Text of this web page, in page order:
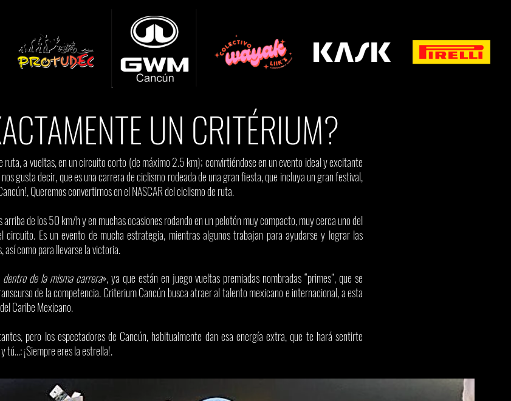
UN CRITÉRIUM?
a vueltas, en un circuito corto (de máximo 2.5 km); convirtiéndose en un evento ideal y excitante
gusta decir, que es una carrera de ciclismo rodeada de una gran fiesta, que incluya un gran festival,
Queremos convertirnos en el NASCAR del ciclismo de ruta.
de los 50 km/h y en muchas ocasiones rodando en un pelotón muy compacto, muy cerca uno del
circuito. Es un evento de mucha estrategia, mientras algunos trabajan para ayudarse y lograr las
así como para llevarse la victoria.
de la misma carrera», ya que están en juego vueltas premiadas nombradas “primes”, que se
de la competencia. Criterium Cancún busca atraer al talento mexicano e internacional, a esta
Caribe Mexicano.
pero los espectadores de Cancún, habitualmente dan esa energía extra, que te hará sentirte
tú...: ¡Siempre eres la estrella!.